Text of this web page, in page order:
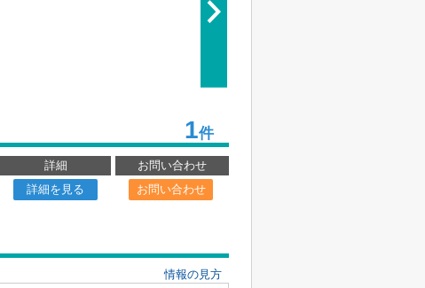
1件
詳細
お問い合わせ
詳細を見る お問い合わせ
情報の見方